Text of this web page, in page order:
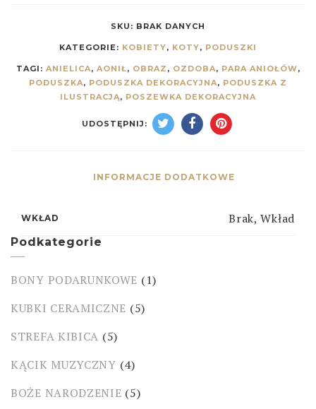
SKU: BRAK DANYCH
KATEGORIE: KOBIETY, KOTY, PODUSZKI
TAGI: ANIELICA, AONIŁ, OBRAZ , OZDOBA, PARA ANIOŁÓW,
PODUSZKA, PODUSZKA DEKORACYJNA, PODUSZKA Z
ILUSTRACJĄ, POSZEWKA DEKORACYJNA
UDOSTĘPNIJ:
INFORMACJE DODATKOWE
WKŁAD Brak, Wkład
Podkategorie
BONY PODARUNKOWE (1)
KUBKI CERAMICZNE (5)
STREFA KIBICA (5)
KĄCIK MUZYCZNY (4)
BOŻE NARODZENIE (5)